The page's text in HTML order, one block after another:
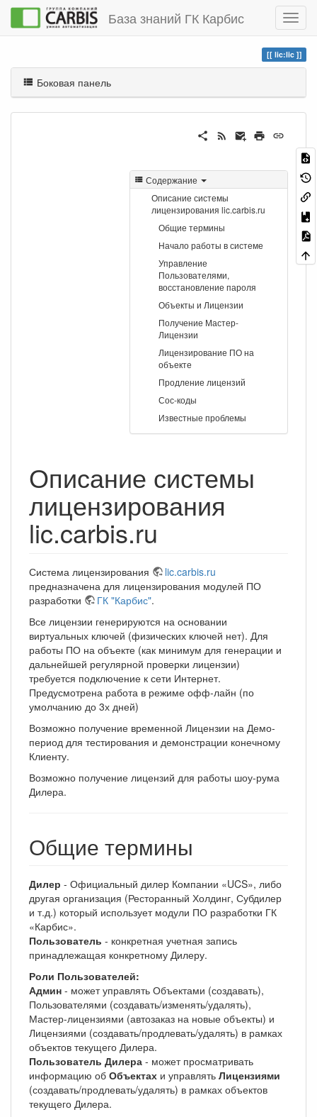
База знаний ГК Карбис
lic:lic
Боковая панель
Содержание
Описание системы
лицензирования lic.carbis.ru
Общие термины
Начало работы в системе
Управление
Пользователями,
восстановление пароля
Объекты и Лицензии
Получение Мастер-
Лицензии
Лицензирование ПО на
объекте
Продление лицензий
Сос-коды
Известные проблемы
Описание системы
лицензирования
lic.carbis.ru
Система лицензирования
lic.carbis.ru
предназначена для лицензирования модулей ПО
разработки
ГК "Карбис".
Все лицензии генерируются на основании
виртуальных ключей (физических ключей нет). Для
работы ПО на объекте (как минимум для генерации и
дальнейшей регулярной проверки лицензии)
требуется подключение к сети Интернет.
Предусмотрена работа в режиме офф-лайн (по
умолчанию до 3х дней)
Возможно получение временной Лицензии на Демо-
период для тестирования и демонстрации конечному
Клиенту.
Возможно получение лицензий для работы шоу-рума
Дилера.
Общие термины
Дилер - Официальный дилер Компании «UCS», либо
другая организация (Ресторанный Холдинг, Субдилер
и т.д.) который использует модули ПО разработки ГК
«Карбис».
Пользователь - конкретная учетная запись
принадлежащая конкретному Дилеру.
Роли Пользователей:
Админ - может управлять Объектами (создавать),
Пользователями (создавать/изменять/удалять),
Мастер-лицензиями (автозаказ на новые объекты) и
Лицензиями (создавать/продлевать/удалять) в рамках
объектов текущего Дилера.
Пользователь Дилера - может просматривать
информацию об Объектах и управлять Лицензиями
(создавать/продлевать/удалять) в рамках объектов
текущего Дилера.